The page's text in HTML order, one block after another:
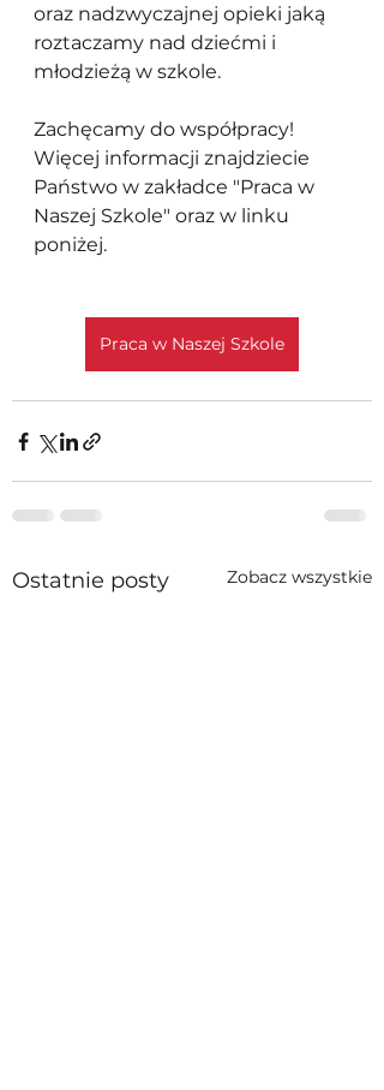
oraz nadzwyczajnej opieki jaką
roztaczamy nad dziećmi i
młodzieżą w szkole.
Zachęcamy do współpracy!
Więcej informacji znajdziecie
Państwo w zakładce "Praca w
Naszej Szkole" oraz w linku
poniżej.
Praca w Naszej Szkole
Ostatnie posty Zobacz wszystkie